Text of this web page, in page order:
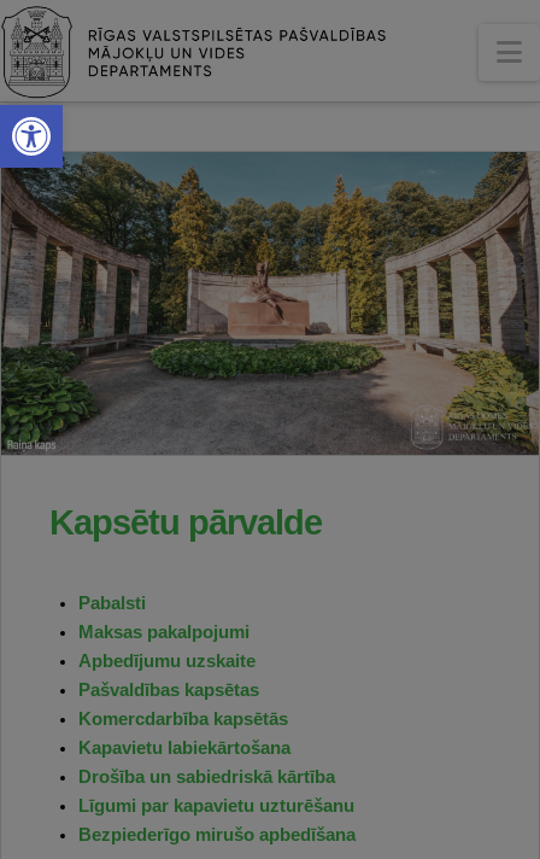
Open toolbar
Kapsētu pārvalde
Pabalsti
Maksas pakalpojumi
Apbedījumu uzskaite
Pašvaldības kapsētas
Komercdarbība kapsētās
Kapavietu labiekārtošana
Drošība un sabiedriskā kārtība
Līgumi par kapavietu uzturēšanu
Bezpiederīgo mirušo apbedīšana